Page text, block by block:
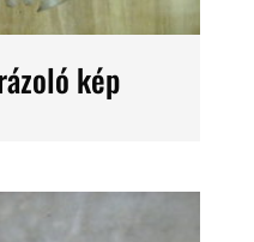
kép